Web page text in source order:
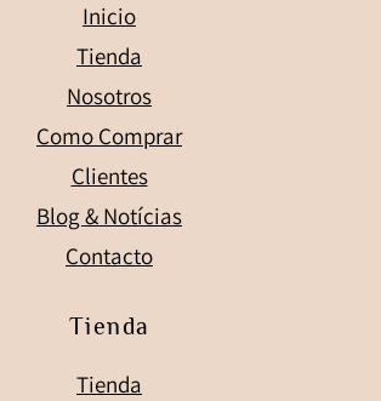
Inicio
Tienda
Nosotros
Como Comprar
Clientes
Blog & Notícias
Contacto
Tienda
Tienda